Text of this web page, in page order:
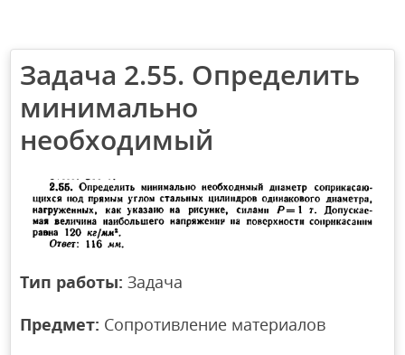
Задача 2.55. Определить
минимально
необходимый
Тип работы: Задача
Предмет: Сопротивление материалов